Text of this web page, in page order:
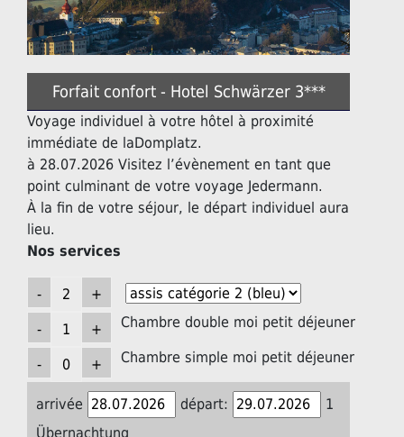
Forfait confort - Hotel Schwärzer 3***
Voyage individuel à votre hôtel à proximité
immédiate de laDomplatz.
à 28.07.2026 Visitez l’évènement en tant que
point culminant de votre voyage Jedermann.
À la fin de votre séjour, le départ individuel aura
lieu.
Nos services
Chambre double moi petit déjeuner
Chambre simple moi petit déjeuner
arrivée départ:
1
Übernachtung